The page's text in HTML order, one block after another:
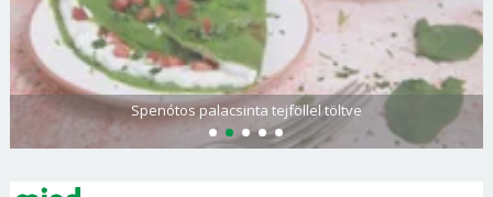
Spenótos palacsinta tejföllel töltve